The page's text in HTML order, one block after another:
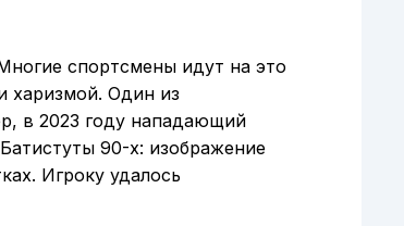
спортсмены идут на это
харизмой. Один из
в 2023 году нападающий
90-х: изображение
Игроку удалось